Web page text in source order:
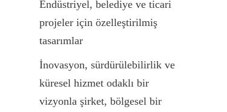
Endüstriyel, belediye ve ticari
projeler için özelleştirilmiş
tasarımlar
İnovasyon, sürdürülebilirlik ve
küresel hizmet odaklı bir
vizyonla şirket, bölgesel bir